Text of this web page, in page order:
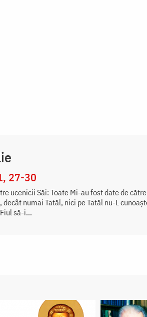
27-30
ucenicii Săi: Toate Mi-au fost date de
decât numai Tatăl, nici pe Tatăl nu-L
să-i...